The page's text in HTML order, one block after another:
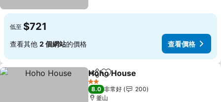
低至 $721
查看其他 2 個網站的價格 查看價格
分享 加入我的最愛
Hoho House
2 星級
8.0 非常好
200
釜山